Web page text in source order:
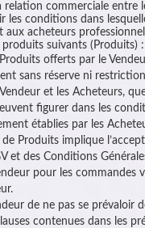
relation commerciale entre
les conditions dans
acheteurs
produits suivants (Produits) :
offerts par le
sans réserve ni
et les Acheteurs,
figurer dans les
établies par les
de Produits implique
et des Conditions
pour les commandes
de ne pas se prévaloir
contenues dans les